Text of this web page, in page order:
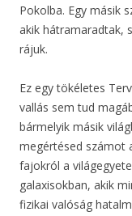
Pokolba. Egy másik
akik hátramaradtak,
rájuk.
Ez egy tökéletes
vallás sem tud
bármelyik másik
megértésed számot
fajokról a
galaxisokban, akik
fizikai valóság